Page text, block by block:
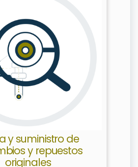
y suministro de
y repuestos
originales